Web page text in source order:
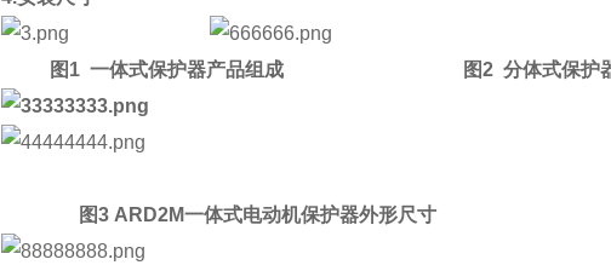
图1 一体式保护器产品组成 图2 分体式保护
图3 ARD2M一体式电动机保护器外形尺寸